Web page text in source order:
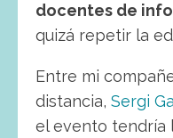
docentes de
quizá repetir la
Entre mi
distancia, Sergi
el evento tendría